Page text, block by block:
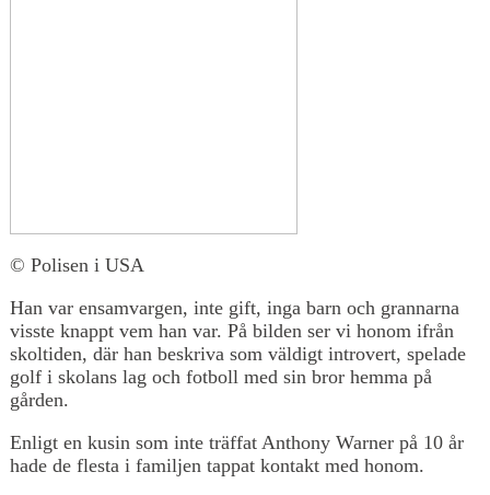
© Polisen i USA
Han var ensamvargen, inte gift, inga barn och grannarna
visste knappt vem han var. På bilden ser vi honom ifrån
skoltiden, där han beskriva som väldigt introvert, spelade
golf i skolans lag och fotboll med sin bror hemma på
gården.
Enligt en kusin som inte träffat Anthony Warner på 10 år
hade de flesta i familjen tappat kontakt med honom.